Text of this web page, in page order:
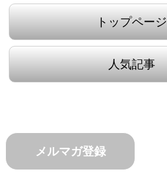
トップページ
人気記事
メルマガ登録